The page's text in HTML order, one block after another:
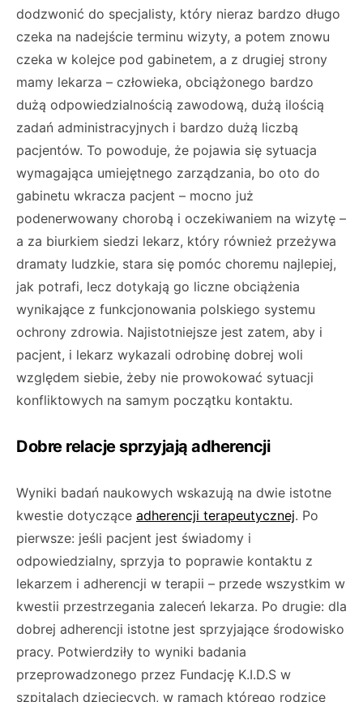
dodzwonić do specjalisty, który nieraz bardzo długo
czeka na nadejście terminu wizyty, a potem znowu
czeka w kolejce pod gabinetem, a z drugiej strony
mamy lekarza – człowieka, obciążonego bardzo
dużą odpowiedzialnością zawodową, dużą ilością
zadań administracyjnych i bardzo dużą liczbą
pacjentów. To powoduje, że pojawia się sytuacja
wymagająca umiejętnego zarządzania, bo oto do
gabinetu wkracza pacjent – mocno już
podenerwowany chorobą i oczekiwaniem na wizytę –
a za biurkiem siedzi lekarz, który również przeżywa
dramaty ludzkie, stara się pomóc choremu najlepiej,
jak potrafi, lecz dotykają go liczne obciążenia
wynikające z funkcjonowania polskiego systemu
ochrony zdrowia. Najistotniejsze jest zatem, aby i
pacjent, i lekarz wykazali odrobinę dobrej woli
względem siebie, żeby nie prowokować sytuacji
konfliktowych na samym początku kontaktu.
Dobre relacje sprzyjają adherencji
Wyniki badań naukowych wskazują na dwie istotne
kwestie dotyczące adherencji terapeutycznej. Po
pierwsze: jeśli pacjent jest świadomy i
odpowiedzialny, sprzyja to poprawie kontaktu z
lekarzem i adherencji w terapii – przede wszystkim w
kwestii przestrzegania zaleceń lekarza. Po drugie: dla
dobrej adherencji istotne jest sprzyjające środowisko
pracy. Potwierdziły to wyniki badania
przeprowadzonego przez Fundację K.I.D.S w
szpitalach dziecięcych, w ramach którego rodzice